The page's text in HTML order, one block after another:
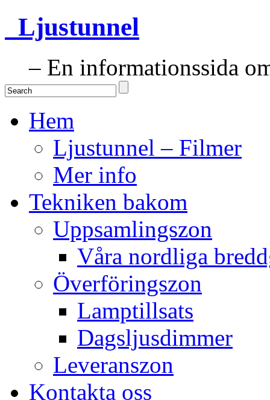
Ljustunnel
– En informationssida
Hem
Ljustunnel – Filmer
Mer info
Tekniken bakom
Uppsamlingszon
Våra nordliga
Överföringszon
Lamptillsats
Dagsljusdimmer
Leveranszon
Kontakta oss